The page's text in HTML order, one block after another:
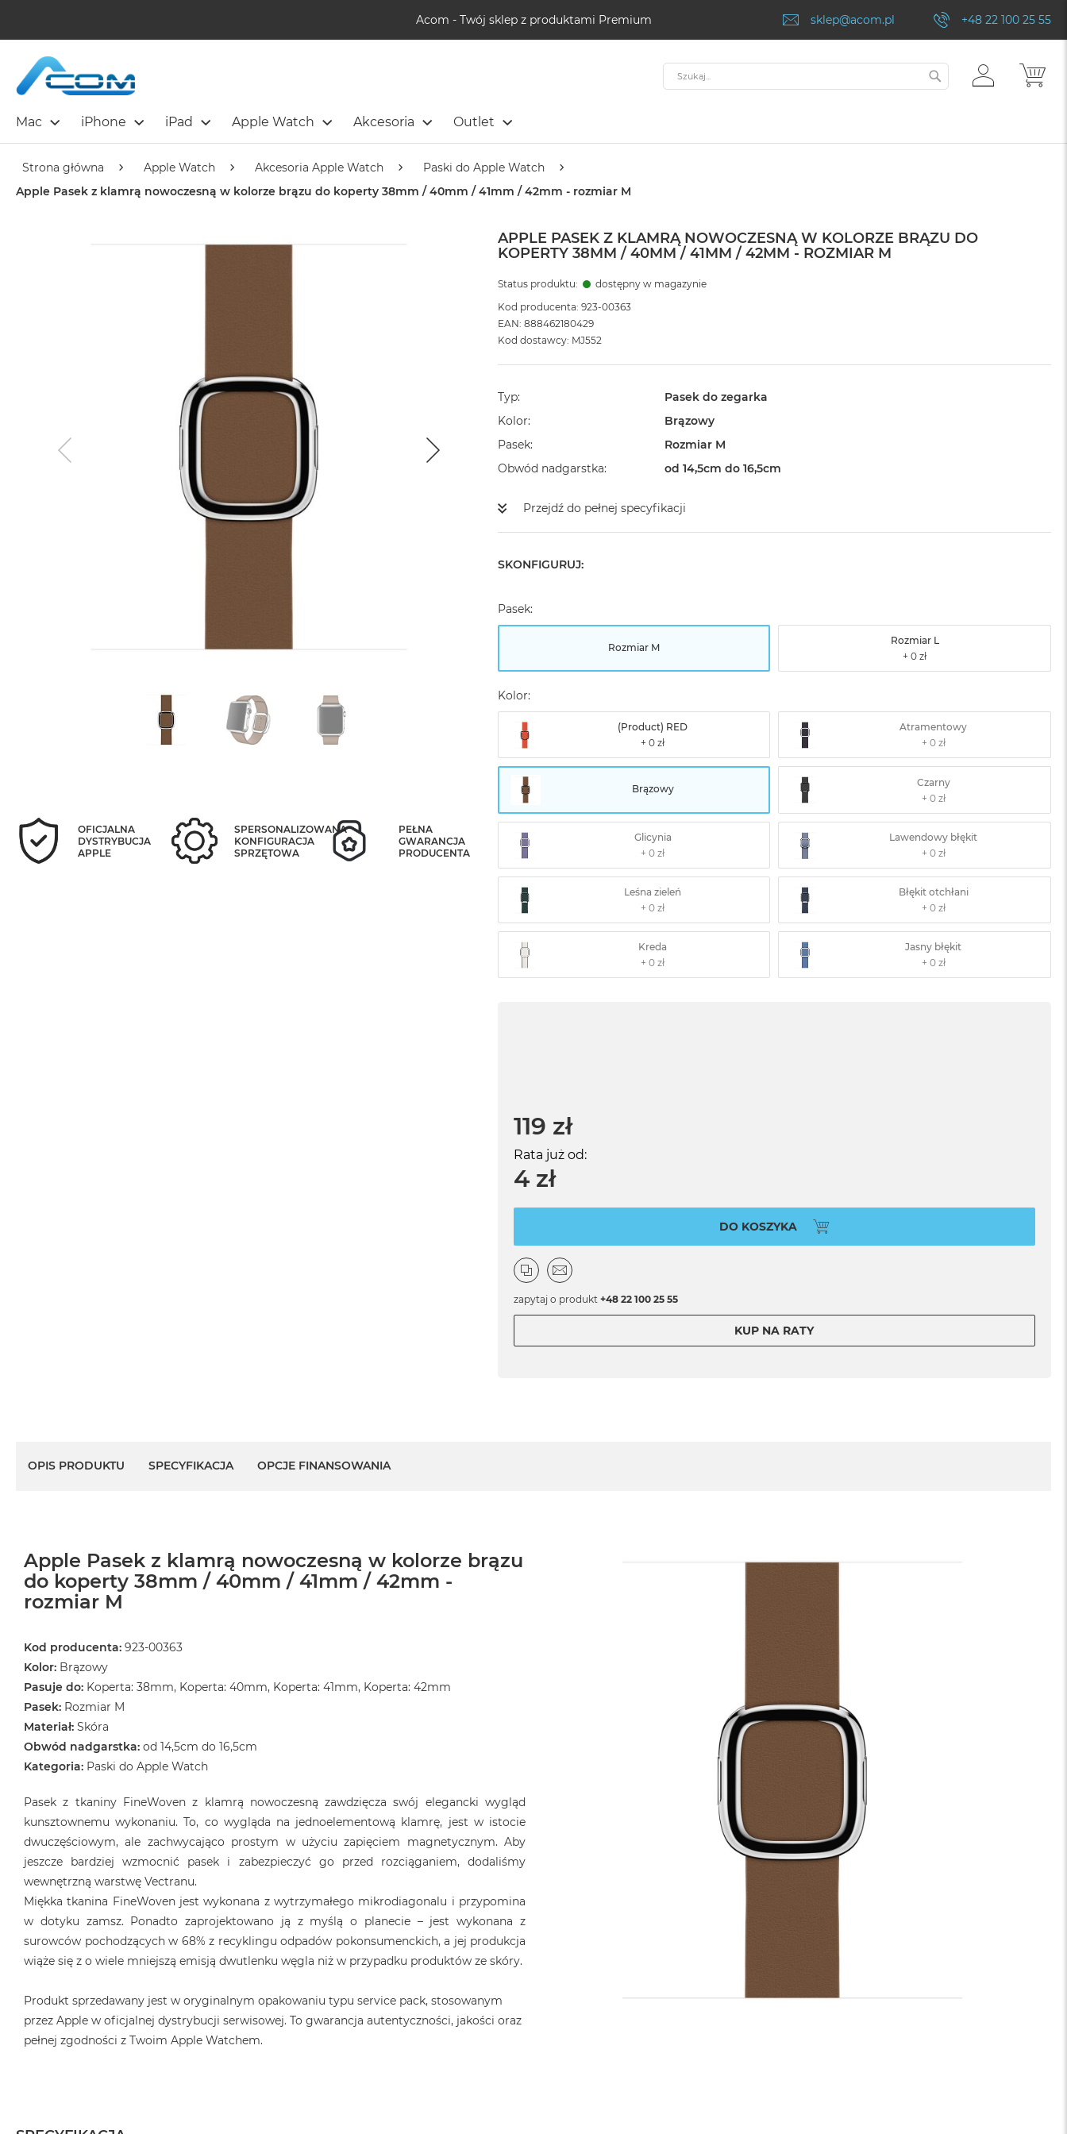
Acom - Twój sklep z produktami Premium sklep@acom.pl +48 22 100 25 55
Mac iPhone iPad Apple Watch Akcesoria Outlet
ZALOGUJ
SIĘ
Szukaj SZUKAJ
Strona główna Apple Watch Akcesoria Apple Watch
Paski do Apple Watch
Apple Pasek z klamrą nowoczesną w kolorze brązu do koperty 38mm / 40mm / 41mm / 42mm - rozmiar M
APPLE PASEK Z KLAMRĄ NOWOCZESNĄ W KOLORZE BRĄZU DO
KOPERTY 38MM / 40MM / 41MM / 42MM - ROZMIAR M
Status produktu:
dostępny w magazynie
Kod producenta: 923-00363
EAN: 888462180429
Kod dostawcy: MJ552
Typ
Pasek do zegarka
Kolor
Brązowy
Pasek
Rozmiar M
Obwód nadgarstka
od 14,5cm do 16,5cm
Przejdź do pełnej specyfikacji
SKONFIGURUJ:
Pasek:
Rozmiar M
Rozmiar L
Kolor:
(Product) RED Atramentowy
Brązowy
Czarny
Glicynia Lawendowy błękit
Leśna zieleń Błękit otchłani
Kreda Jasny błękit
119 zł
Rata już od:
4 zł
DO KOSZYKA
zapytaj o produkt +48 22 100 25 55
KUP NA RATY
OFICJALNA
DYSTRYBUCJA
APPLE
SPERSONALIZOWANA
KONFIGURACJA
SPRZĘTOWA
PEŁNA
GWARANCJA
PRODUCENTA
OPIS PRODUKTU SPECYFIKACJA OPCJE FINANSOWANIA
Apple Pasek z klamrą nowoczesną w kolorze brązu
do koperty 38mm / 40mm / 41mm / 42mm -
rozmiar M
Kod producenta: 923-00363
Kolor: Brązowy
Pasuje do: Koperta: 38mm, Koperta: 40mm, Koperta: 41mm, Koperta: 42mm
Pasek: Rozmiar M
Materiał: Skóra
Obwód nadgarstka: od 14,5cm do 16,5cm
Kategoria: Paski do Apple Watch
Pasek z tkaniny FineWoven z klamrą nowoczesną zawdzięcza swój elegancki wygląd
kunsztownemu wykonaniu. To, co wygląda na jednoelementową klamrę, jest w istocie
dwuczęściowym, ale zachwycająco prostym w użyciu zapięciem magnetycznym. Aby
jeszcze bardziej wzmocnić pasek i zabezpieczyć go przed rozciąganiem, dodaliśmy
wewnętrzną warstwę Vectranu.
Miękka tkanina FineWoven jest wykonana z wytrzymałego mikrodiagonalu i przypomina
w dotyku zamsz. Ponadto zaprojektowano ją z myślą o planecie – jest wykonana z
surowców pochodzących w 68% z recyklingu odpadów pokonsumenckich, a jej produkcja
wiąże się z o wiele mniejszą emisją dwutlenku węgla niż w przypadku produktów ze skóry.
Produkt sprzedawany jest w oryginalnym opakowaniu typu service pack, stosowanym
przez Apple w oficjalnej dystrybucji serwisowej. To gwarancja autentyczności, jakości oraz
pełnej zgodności z Twoim Apple Watchem.